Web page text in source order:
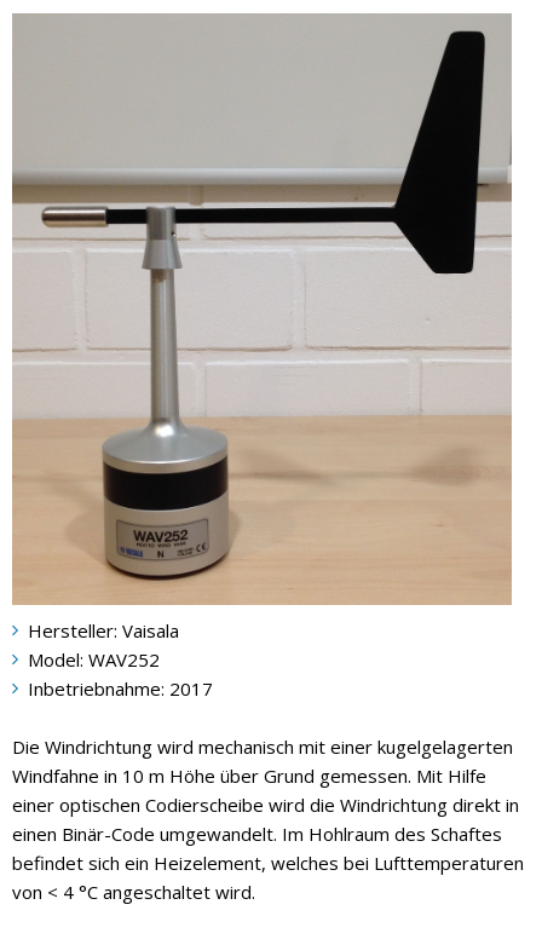
Hersteller: Vaisala
Model: WAV252
Inbetriebnahme: 2017
Die Windrichtung wird mechanisch mit einer kugelgelagerten
Windfahne in 10 m Höhe über Grund gemessen. Mit Hilfe
einer optischen Codierscheibe wird die Windrichtung direkt in
einen Binär-Code umgewandelt. Im Hohlraum des Schaftes
befindet sich ein Heizelement, welches bei Lufttemperaturen
von < 4 °C angeschaltet wird.